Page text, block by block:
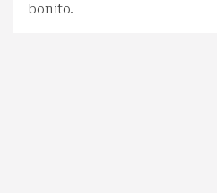
bonito.